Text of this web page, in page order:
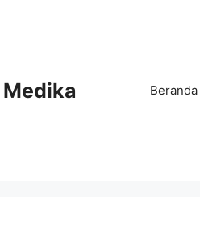
Medika Beranda